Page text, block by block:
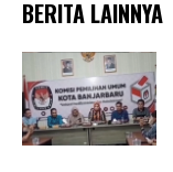
BERITA LAINNYA